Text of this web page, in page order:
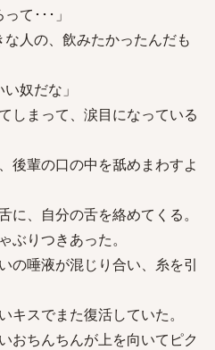
て･･･」
人の、飲みたかったんだも
奴だな」
しまって、涙目になっている
後輩の口の中を舐めまわすよ
に、自分の舌を絡めてくる。
ぶりつきあった。
の唾液が混じり合い、糸を引
キスでまた復活していた。
おちんちんが上を向いてピク